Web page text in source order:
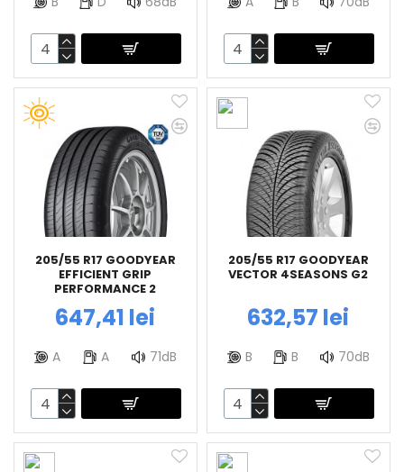
205/55 R17 GOODYEAR
EFFICIENT GRIP
PERFORMANCE 2
647,41 lei
A A 71dB
205/55 R17 GOODYEAR
VECTOR 4SEASONS G2
632,57 lei
B B 70dB